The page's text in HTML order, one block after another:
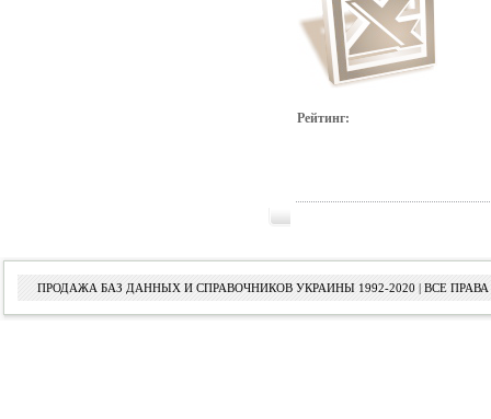
Рейтинг:
ПРОДАЖА БАЗ ДАННЫХ И СПРАВОЧНИКОВ УКРАИНЫ 1992-2020 | ВСЕ